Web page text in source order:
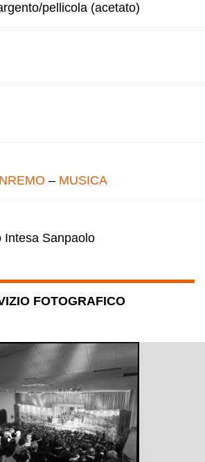
pellicola (acetato)
– MUSICA
Intesa Sanpaolo
FOTOGRAFICO